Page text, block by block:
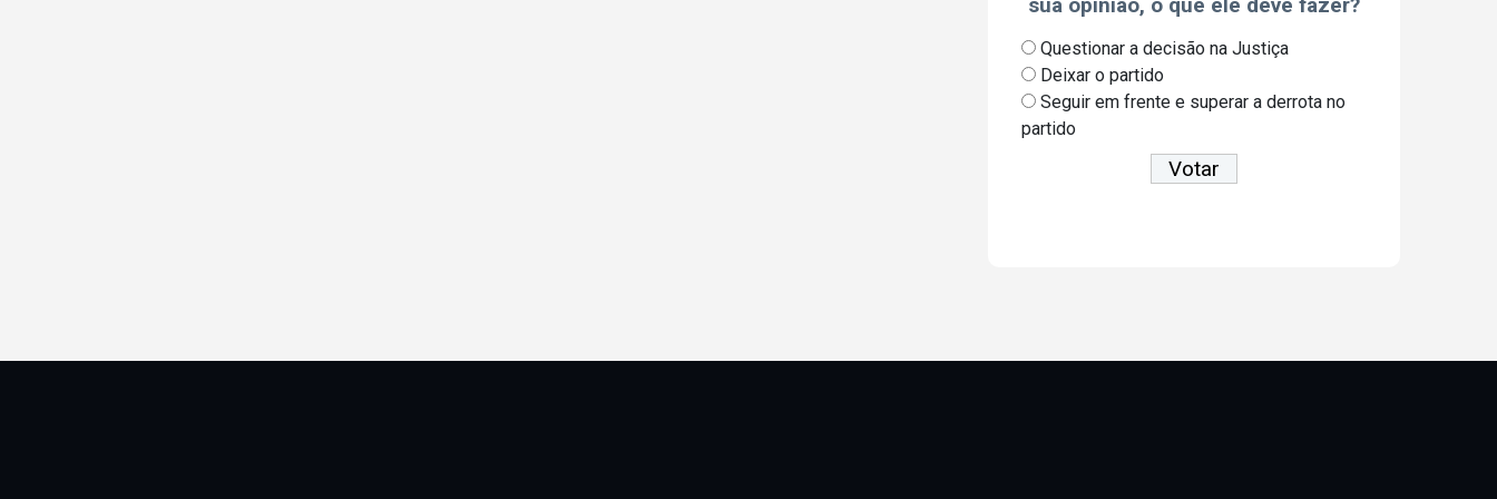
sua opinião, o que ele deve fazer?
Questionar a decisão na Justiça
Deixar o partido
Seguir em frente e superar a derrota no
partido